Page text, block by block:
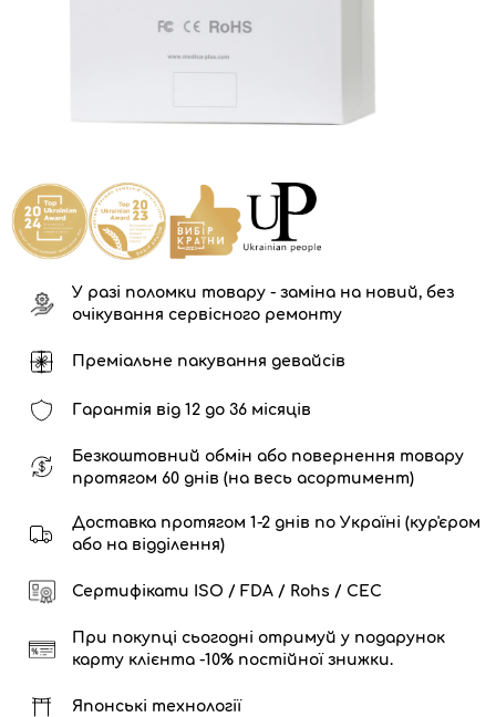
У разі поломки товару - заміна на новий, без
очікування сервісного ремонту
Преміальне пакування девайсів
Гарантія від 12 до 36 місяців
Безкоштовний обмін або повернення товару
протягом 60 днів (на весь асортимент)
Доставка протягом 1-2 днів по Україні (кур'єром
або на відділення)
Сертифікати ISO / FDA / Rohs / CEC
При покупці сьогодні отримуй у подарунок
карту клієнта -10% постійної знижки.
Японські технології